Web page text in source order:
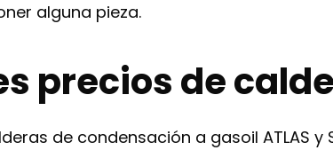
alguna pieza.
precios de
de condensación a gasoil ATLAS